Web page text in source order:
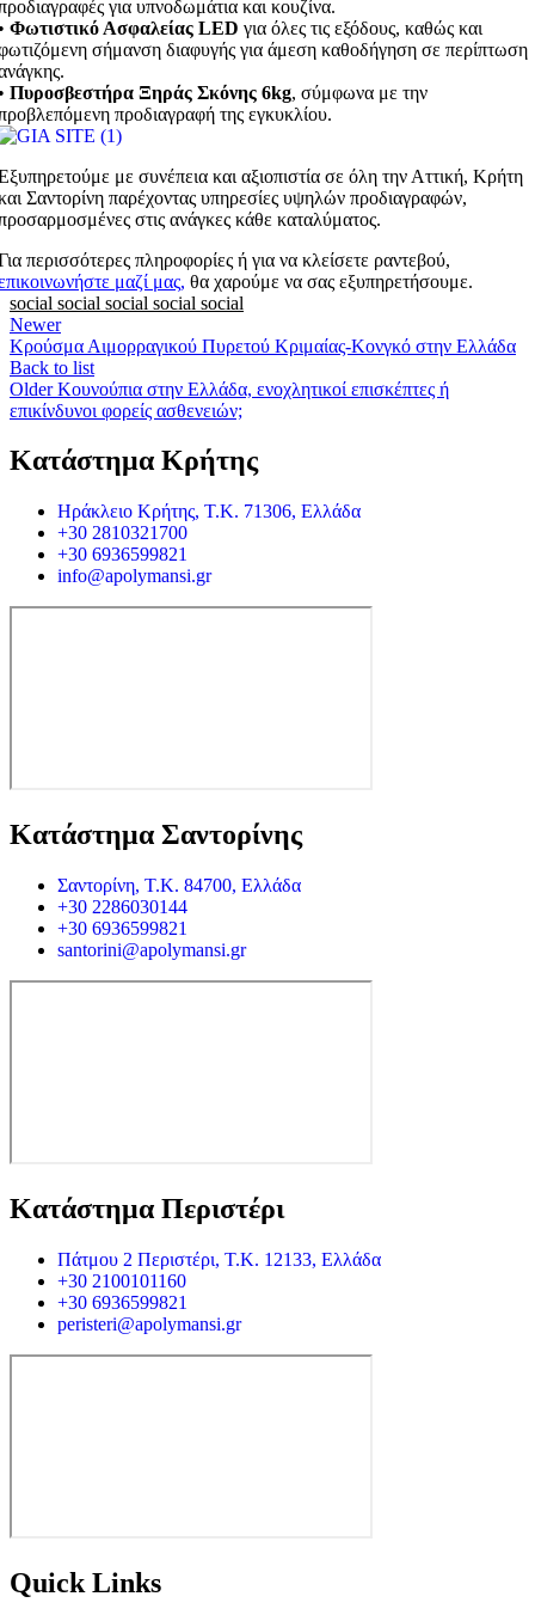
για υπνοδωμάτια και κουζίνα.
Φωτιστικό Ασφαλείας LED για όλες τις εξόδους, καθώς και
σήμανση διαφυγής για άμεση καθοδήγηση σε περίπτωση
Πυροσβεστήρα Ξηράς Σκόνης 6kg, σύμφωνα με την
προδιαγραφή της εγκυκλίου.
με συνέπεια και αξιοπιστία σε όλη την Αττική, Κρήτη
Σαντορίνη παρέχοντας υπηρεσίες υψηλών προδιαγραφών,
στις ανάγκες κάθε καταλύματος.
περισσότερες πληροφορίες ή για να κλείσετε ραντεβού,
μαζί μας, θα χαρούμε να σας εξυπηρετήσουμε.
social social social social social
Newer
Κρούσμα Αιμορραγικού Πυρετού Κριμαίας-Κονγκό στην Ελλάδα
Back to list
Older Κουνούπια στην Ελλάδα, ενοχλητικοί επισκέπτες ή
επικίνδυνοι φορείς ασθενειών;
Κατάστημα Κρήτης
Ηράκλειο Κρήτης, Τ.Κ. 71306, Ελλάδα
+30 2810321700
+30 6936599821
info@apolymansi.gr
Κατάστημα Σαντορίνης
Σαντορίνη, Τ.Κ. 84700, Ελλάδα
+30 2286030144
+30 6936599821
santorini@apolymansi.gr
Κατάστημα Περιστέρι
Πάτμου 2 Περιστέρι, Τ.Κ. 12133, Ελλάδα
+30 2100101160
+30 6936599821
peristeri@apolymansi.gr
Quick Links